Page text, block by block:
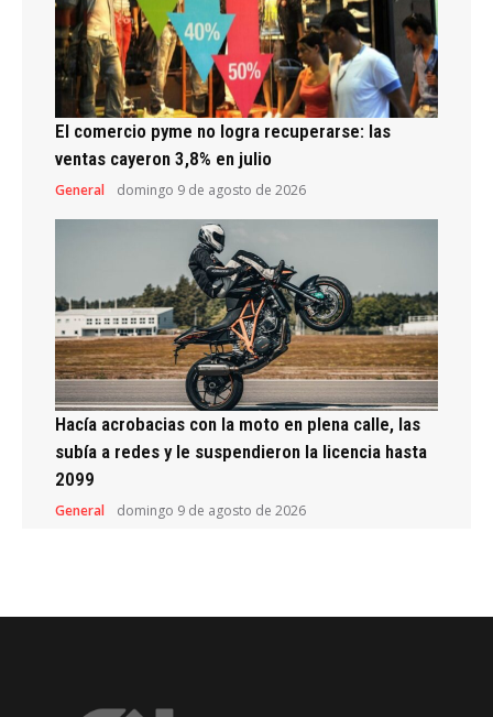
El comercio pyme no logra recuperarse: las
ventas cayeron 3,8% en julio
General domingo 9 de agosto de 2026
Hacía acrobacias con la moto en plena calle, las
subía a redes y le suspendieron la licencia hasta
2099
General domingo 9 de agosto de 2026